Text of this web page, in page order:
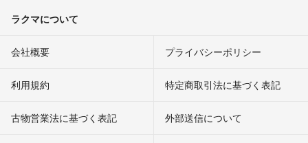
ラクマについて
会社概要 プライバシーポリシー
利用規約 特定商取引法に基づく表記
古物営業法に基づく表記 外部送信について